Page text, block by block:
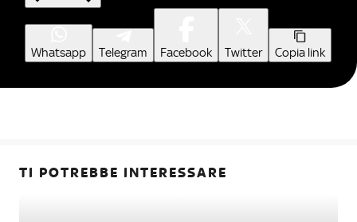
Whatsapp Telegram Facebook Twitter Copia link
TI POTREBBE INTERESSARE